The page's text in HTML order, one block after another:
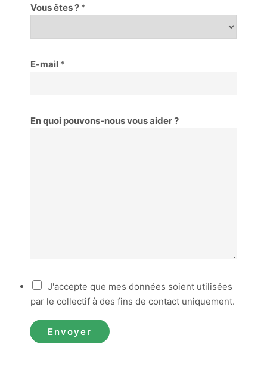
Vous êtes ? *
E-mail *
En quoi pouvons-nous vous aider ?
R
G
D
J'accepte que mes données soient utilisées
par le collectif à des fins de contact uniquement.
Envoyer